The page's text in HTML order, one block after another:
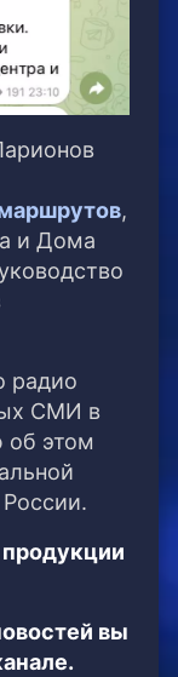
,
и Дома
радио
СМИ в
этом
вы